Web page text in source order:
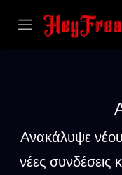
Ανακάλυψε
νέες συνδέσεις